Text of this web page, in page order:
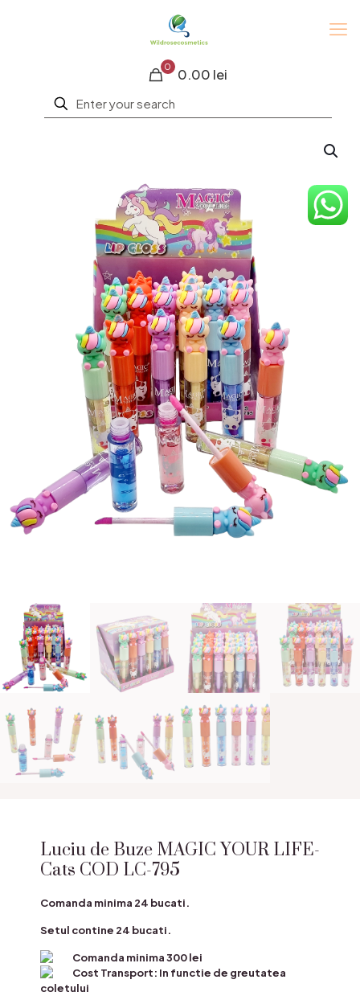
0 0.00 lei
Luciu de Buze MAGIC YOUR LIFE-
Cats COD LC-795
Comanda minima 24 bucati.
Setul contine 24 bucati.
Comanda minima 300 lei
Cost Transport: In functie de greutatea
coletului